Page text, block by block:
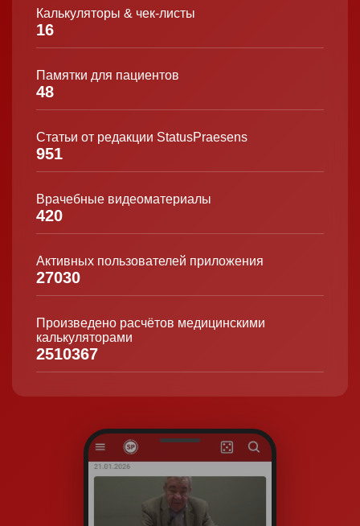
Калькуляторы & чек-листы
16
Памятки для пациентов
48
Статьи от редакции StatusPraesens
951
Врачебные видеоматериалы
420
Активных пользователей приложения
27030
Произведено расчётов медицинскими
калькуляторами
2510367